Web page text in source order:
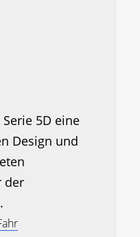
5D eine
Design und
der